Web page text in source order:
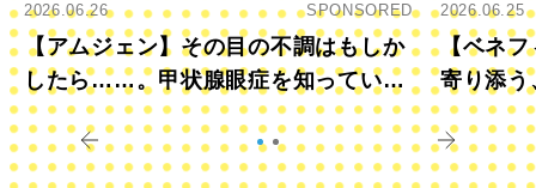
2026.06.26 SPONSORED
【アムジェン】その目の不調はもしか
したら……。甲状腺眼症を知っていま
すか？
2026.06.25
【ベネフ
寄り添う
きに